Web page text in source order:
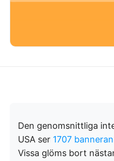
Den genomsnittliga
USA ser 1707
Vissa glöms bort